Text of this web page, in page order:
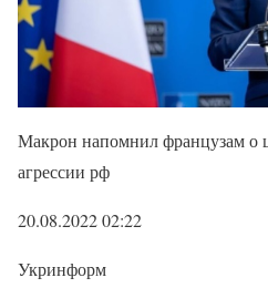
Макрон напомнил французам о
агрессии рф
20.08.2022 02:22
Укринформ